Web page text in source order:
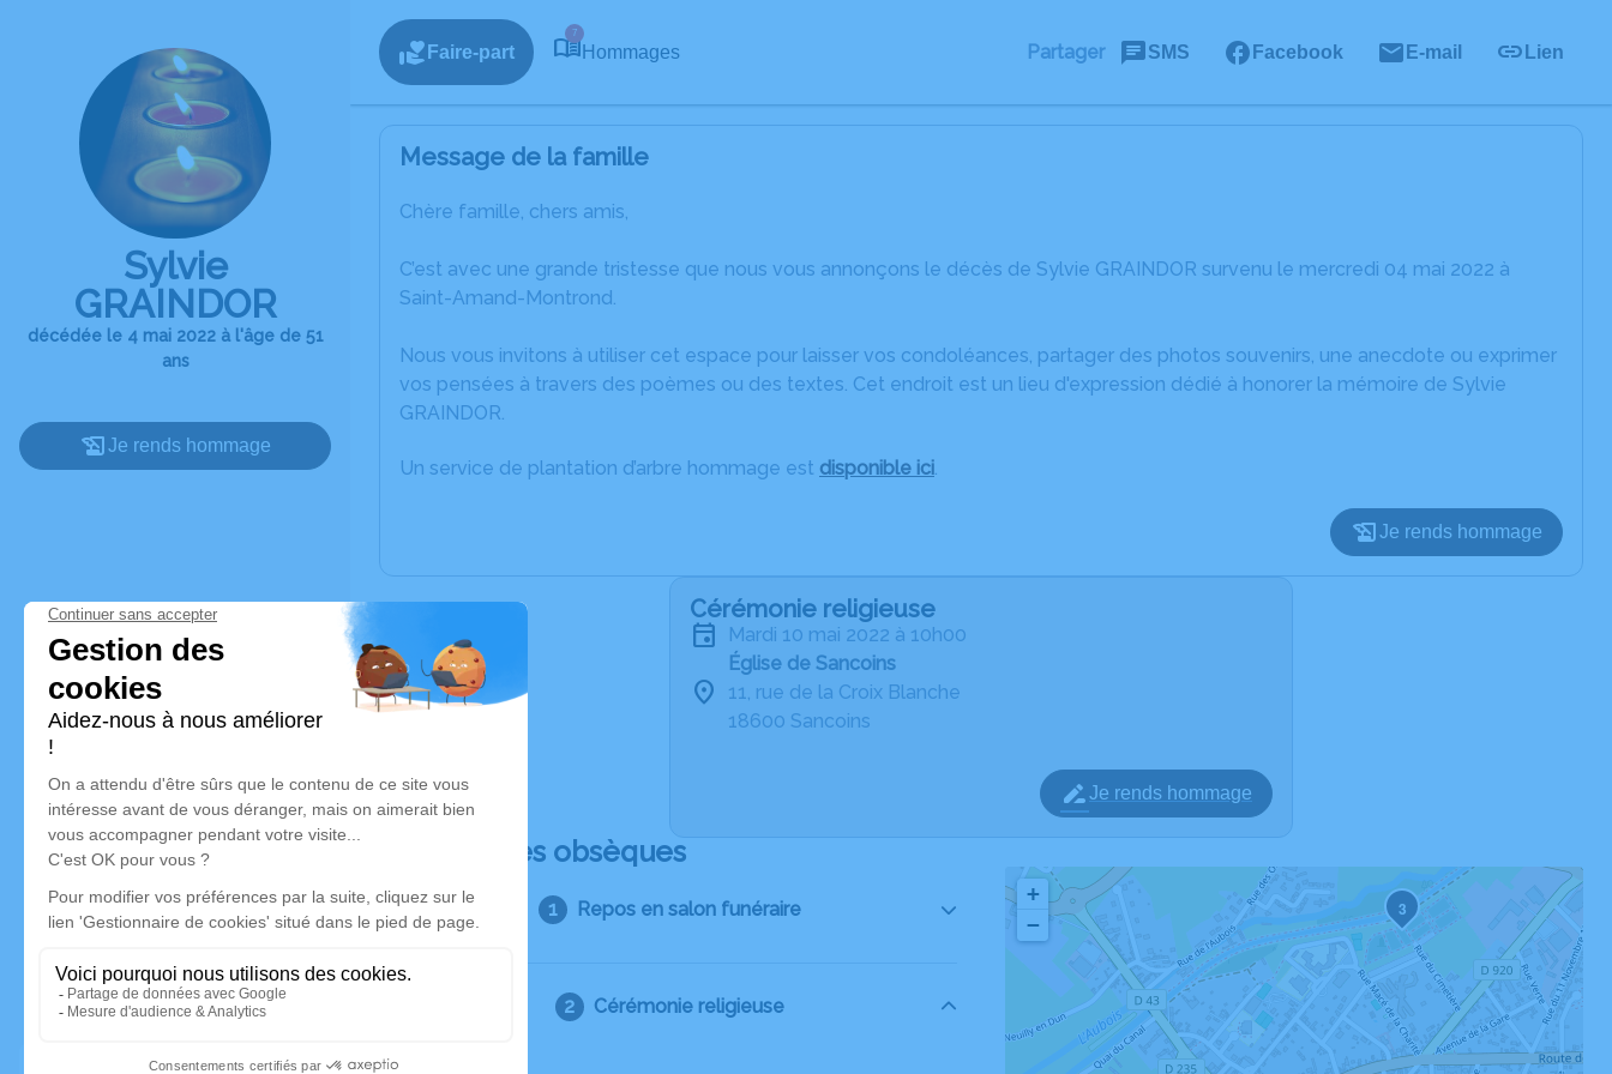
Sylvie
GRAINDOR
décédée le 4 mai 2022 à l'âge de 51
ans
Je rends hommage
Faire-part
7
Hommages Partager SMS Facebook E-mail Lien
Message de la famille
Chère famille, chers amis,
C’est avec une grande tristesse que nous vous annonçons le décès de Sylvie GRAINDOR survenu le mercredi 04 mai 2022 à
Saint-Amand-Montrond.
Nous vous invitons à utiliser cet espace pour laisser vos condoléances, partager des photos souvenirs, une anecdote ou exprimer
vos pensées à travers des poèmes ou des textes. Cet endroit est un lieu d'expression dédié à honorer la mémoire de Sylvie
GRAINDOR.
Un service de plantation d’arbre hommage est disponible ici.
Je rends hommage
Cérémonie religieuse
mardi 10 mai 2022 à 10h00
Église de Sancoins
11, rue de la Croix Blanche
18600 Sancoins
Je rends hommage
Déroulé des obsèques
Repos en salon funéraire
Cérémonie religieuse
3
+
−